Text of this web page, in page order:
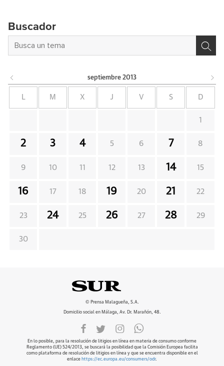
Buscador
septiembre 2013
L M X J V S D
1
2 3 4 5 6 7 8
9 10 11 12 13 14 15
16 17 18 19 20 21 22
23 24 25 26 27 28 29
30
© Prensa Malagueña, S.A.
Domicilio social en Málaga, Av. Dr. Marañón, 48.
En lo posible, para la resolución de litigios en línea en materia de consumo conforme
Reglamento (UE) 524/2013, se buscará la posibilidad que la Comisión Europea facilita
como plataforma de resolución de litigios en línea y que se encuentra disponible en el
enlace https://ec.europa.eu/consumers/odr.